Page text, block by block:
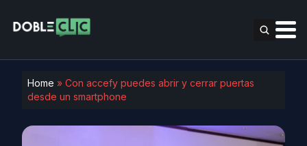
Home » Con accefy puedes abrir y cerrar puertas
desde un smartphone